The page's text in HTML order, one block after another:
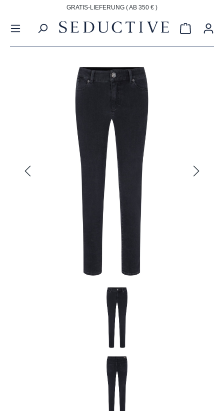
GRATIS-LIEFERUNG ( AB 350 € )